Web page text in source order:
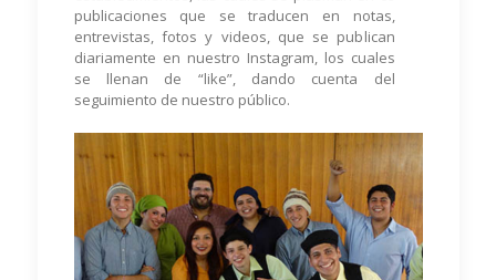
publicaciones que se traducen en notas,
entrevistas, fotos y videos, que se publican
diariamente en nuestro Instagram, los cuales
se llenan de “like”, dando cuenta del
seguimiento de nuestro público.